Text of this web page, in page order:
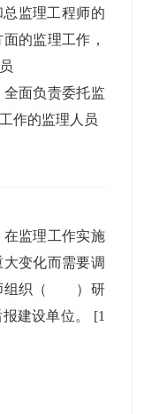
监理工程师的
的监理工作，
面负责委托监
作的监理人员
监理工作实施
变化而需要调
师组织（ ）研
建设单位。 [1